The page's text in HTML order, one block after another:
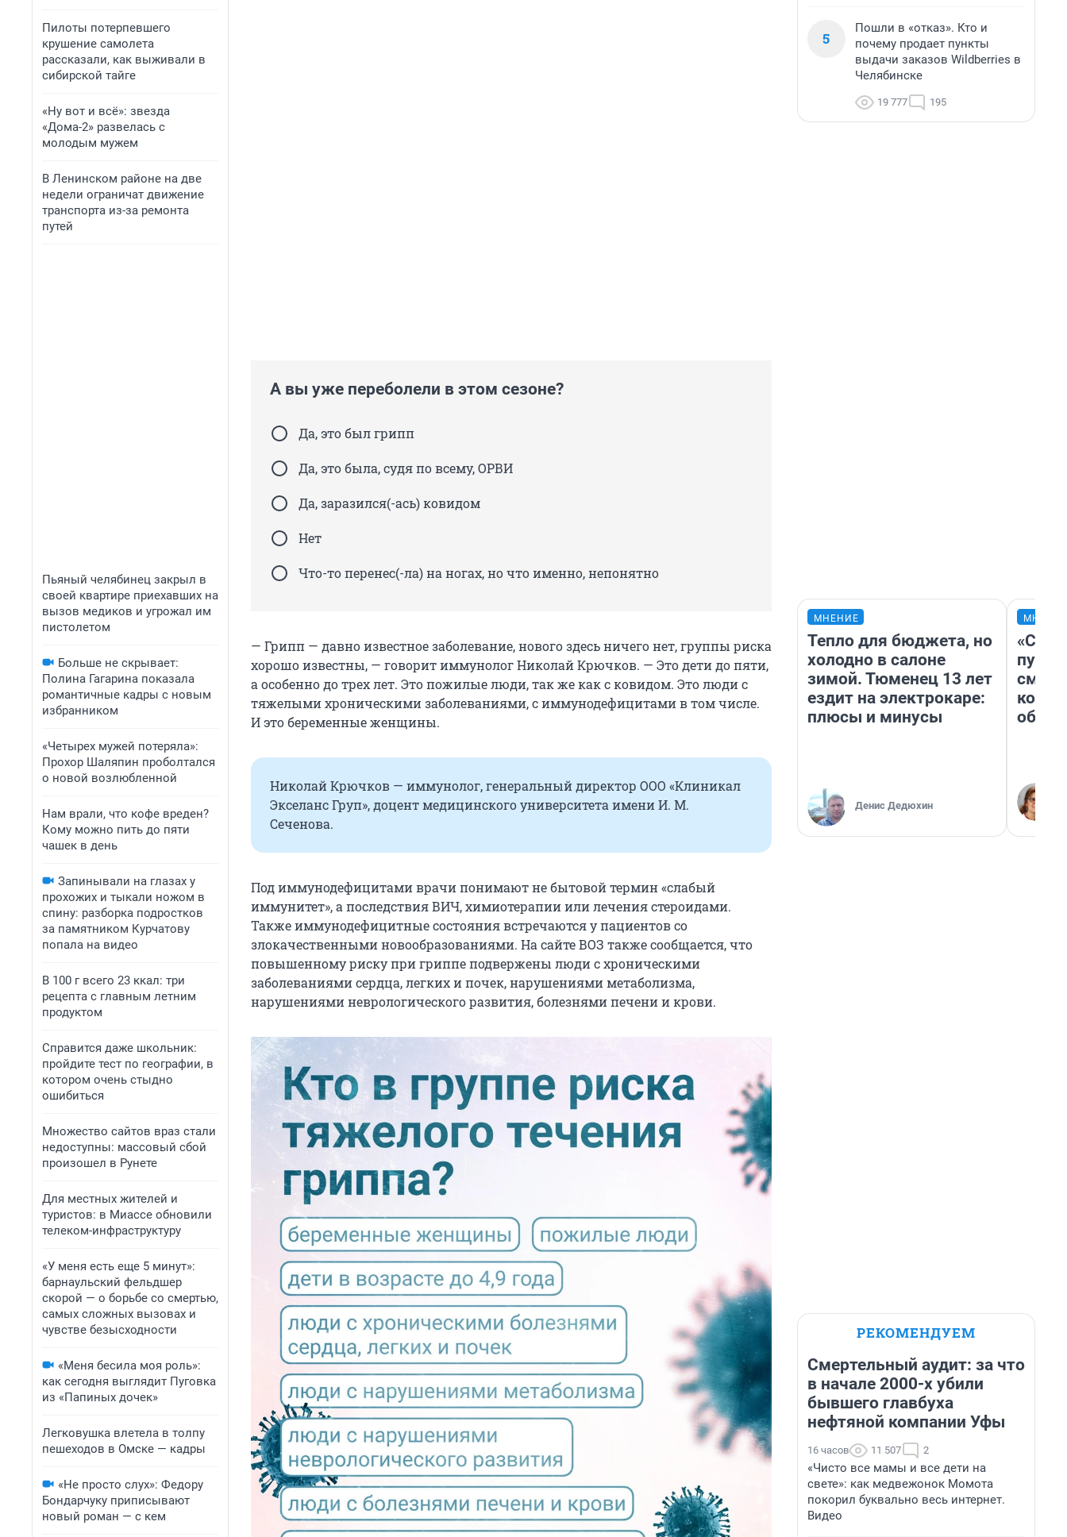
Пилоты потерпевшего
крушение самолета
рассказали, как выживали в
сибирской тайге
«Ну вот и всё»: звезда
«Дома-2» развелась с
молодым мужем
В Ленинском районе на две
недели ограничат движение
транспорта из-за ремонта
путей
Пьяный челябинец закрыл в
своей квартире приехавших на
вызов медиков и угрожал им
пистолетом
Больше не скрывает:
Полина Гагарина показала
романтичные кадры с новым
избранником
«Четырех мужей потеряла»:
Прохор Шаляпин проболтался
о новой возлюбленной
Нам врали, что кофе вреден?
Кому можно пить до пяти
чашек в день
Запинывали на глазах у
прохожих и тыкали ножом в
спину: разборка подростков
за памятником Курчатову
попала на видео
В 100 г всего 23 ккал: три
рецепта с главным летним
продуктом
Справится даже школьник:
пройдите тест по географии, в
котором очень стыдно
ошибиться
Множество сайтов враз стали
недоступны: массовый сбой
произошел в Рунете
Для местных жителей и
туристов: в Миассе обновили
телеком-инфраструктуру
«У меня есть еще 5 минут»:
барнаульский фельдшер
скорой — о борьбе со смертью,
самых сложных вызовах и
чувстве безысходности
«Меня бесила моя роль»:
как сегодня выглядит Пуговка
из «Папиных дочек»
Легковушка влетела в толпу
пешеходов в Омске — кадры
«Не просто слух»: Федору
Бондарчуку приписывают
новый роман — с кем
А вы уже переболели в этом сезоне?
Да, это был грипп
Да, это была, судя по всему, ОРВИ
Да, заразился(-ась) ковидом
Нет
Что-то перенес(-ла) на ногах, но что именно, непонятно
— Грипп — давно известное заболевание, нового здесь ничего нет, группы риска
хорошо известны, — говорит иммунолог Николай Крючков. — Это дети до пяти,
а особенно до трех лет. Это пожилые люди, так же как с ковидом. Это люди с
тяжелыми хроническими заболеваниями, с иммунодефицитами в том числе.
И это беременные женщины.
Николай Крючков — иммунолог, генеральный директор ООО «Клиникал
Экселанс Груп», доцент медицинского университета имени И. М.
Сеченова.
Под иммунодефицитами врачи понимают не бытовой термин «слабый
иммунитет», а последствия ВИЧ, химиотерапии или лечения стероидами.
Также иммунодефицитные состояния встречаются у пациентов со
злокачественными новообразованиями. На сайте ВОЗ также сообщается, что
повышенному риску при гриппе подвержены люди с хроническими
заболеваниями сердца, легких и почек, нарушениями метаболизма,
нарушениями неврологического развития, болезнями печени и крови.
5
Пошли в «отказ». Кто и
почему продает пункты
выдачи заказов Wildberries в
Челябинске
19 777 195
МНЕНИЕ
Тепло для бюджета, но
холодно в салоне
зимой. Тюменец 13 лет
ездит на электрокаре:
плюсы и минусы
Денис Дедюхин
РЕКОМЕНДУЕМ
Смертельный аудит: за что
в начале 2000-х убили
бывшего главбуха
нефтяной компании Уфы
16 часов 11 507 2
«Чисто все мамы и все дети на
свете»: как медвежонок Момота
покорил буквально весь интернет.
Видео